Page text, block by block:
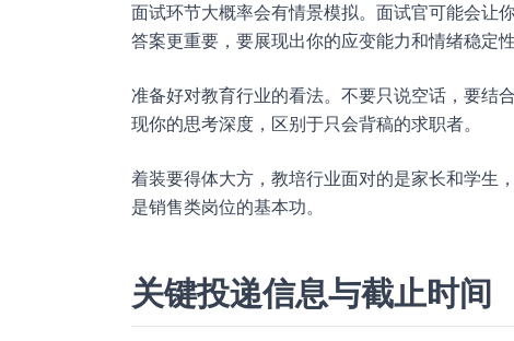
面试环节大概率会有情景模拟。面试官可能会让
答案更重要，要展现出你的应变能力和情绪稳定性
准备好对教育行业的看法。不要只说空话，要结
现你的思考深度，区别于只会背稿的求职者。
着装要得体大方，教培行业面对的是家长和学生
是销售类岗位的基本功。
关键投递信息与截止时间